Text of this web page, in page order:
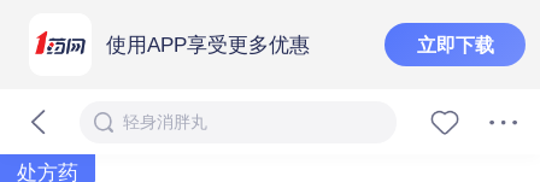
使用APP享受更多优惠 立即下载
轻身消胖丸
处方药